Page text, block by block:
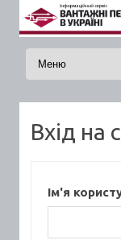
Skip to content
Вхід на
Ім'я